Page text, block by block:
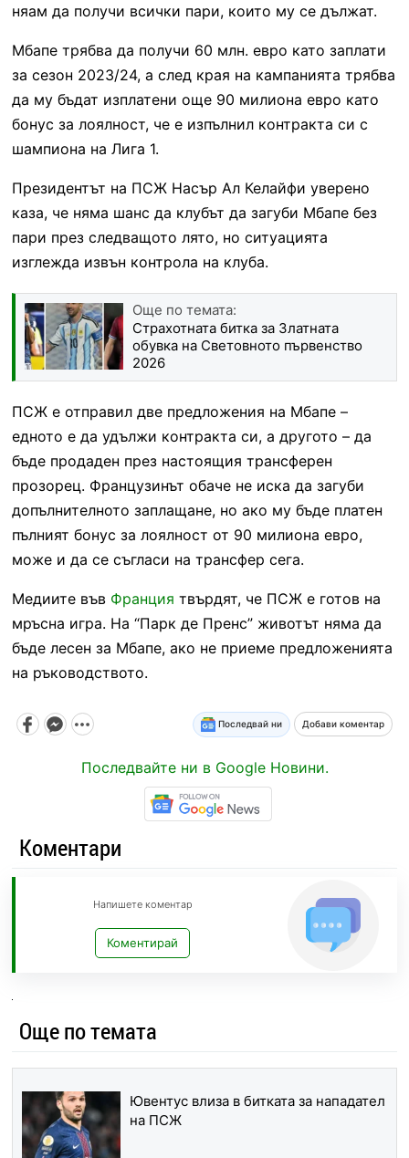
няам да получи всички пари, които му се дължат.
Мбапе трябва да получи 60 млн. евро като заплати
за сезон 2023/24, а след края на кампанията трябва
да му бъдат изплатени още 90 милиона евро като
бонус за лоялност, че е изпълнил контракта си с
шампиона на Лига 1.
Президентът на ПСЖ Насър Ал Келайфи уверено
каза, че няма шанс да клубът да загуби Мбапе без
пари през следващото лято, но ситуацията
изглежда извън контрола на клуба.
Още по темата:
Страхотната битка за Златната
обувка на Световното първенство
2026
ПСЖ е отправил две предложения на Мбапе –
едното е да удължи контракта си, а другото – да
бъде продаден през настоящия трансферен
прозорец. Французинът обаче не иска да загуби
допълнителното заплащане, но ако му бъде платен
пълният бонус за лоялност от 90 милиона евро,
може и да се съгласи на трансфер сега.
Медиите във Франция твърдят, че ПСЖ е готов на
мръсна игра. На “Парк де Пренс” животът няма да
бъде лесен за Мбапе, ако не приеме предложенията
на ръководството.
Последвай ни Добави коментар
Последвайте ни в Google Новини.
Коментари
Напишете коментар
Коментирай
Още по темата
Ювентус влиза в битката за нападател
на ПСЖ